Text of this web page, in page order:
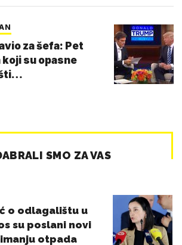
za šefa: Pet
koji su opasne